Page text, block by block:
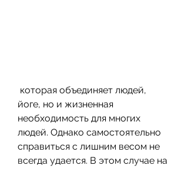
йоге, но и жизненная
необходимость для многих
людей. Однако самостоятельно
справиться с лишним весом не
всегда удается. В этом случае на